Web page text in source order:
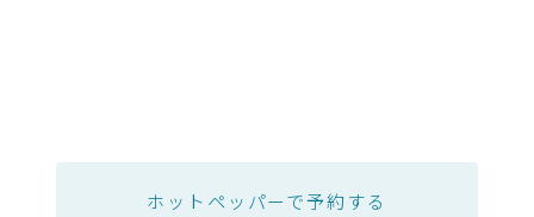
ホットペッパーで予約する